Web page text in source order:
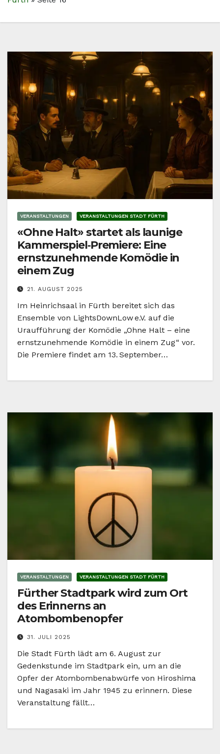
VERANSTALTUNGEN VERANSTALTUNGEN STADT FÜRTH
«Ohne Halt» startet als launige
Kammerspiel‑Premiere: Eine
ernstzunehmende Komödie in
einem Zug
21. AUGUST 2025
Im Heinrichsaal in Fürth bereitet sich das
Ensemble von LightsDownLow e.V. auf die
Uraufführung der Komödie „Ohne Halt – eine
ernstzunehmende Komödie in einem Zug“ vor.
Die Premiere findet am 13. September…
VERANSTALTUNGEN VERANSTALTUNGEN STADT FÜRTH
Fürther Stadtpark wird zum Ort
des Erinnerns an
Atombombenopfer
31. JULI 2025
Die Stadt Fürth lädt am 6. August zur
Gedenkstunde im Stadtpark ein, um an die
Opfer der Atombombenabwürfe von Hiroshima
und Nagasaki im Jahr 1945 zu erinnern. Diese
Veranstaltung fällt…